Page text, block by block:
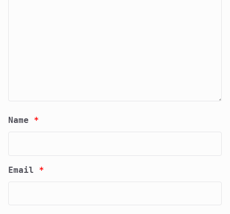
Name *
Email *